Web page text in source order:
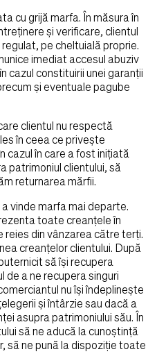
cu grijă marfa. În măsura în
şi verificare, clientul
pe cheltuială proprie.
imediat accesul abuziv
cazul constituirii unei garanţii
şi eventuale pagube
clientul nu respectă
în ceea ce priveşte
cazul în care a fost iniţiată
patrimoniul clientului, să
returnarea mărfii.
vinde marfa mai departe.
toate creanţele în
din vânzarea către terţi.
creanţelor clientului. După
să îşi recupera
de a ne recupera singuri
nu îşi îndeplineşte
şi întârzie sau dacă a
asupra patrimoniului său. În
să ne aducă la cunoştinţă
să ne pună la dispoziţie toate